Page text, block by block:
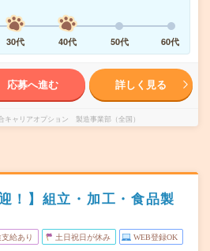
30代 40代 50代 60代
応募へ進む 詳しく見る
キャリアオプション 製造事業部（全国）
！】組立・加工・食品製
給あり 土日祝日が休み WEB登録OK